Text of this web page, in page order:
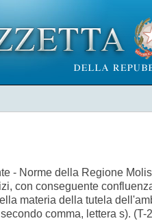
- Norme della Regione
con conseguente
materia della tutela
comma, lettera s). (T-